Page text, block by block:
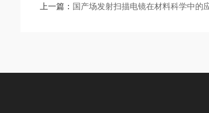
上一篇： 国产场发射扫描电镜在材料科学中的